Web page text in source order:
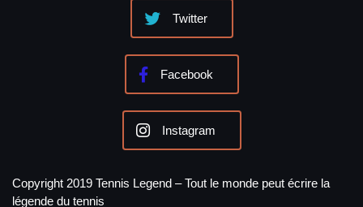
Twitter
Facebook
Instagram
Copyright 2019 Tennis Legend – Tout le monde peut écrire la
légende du tennis